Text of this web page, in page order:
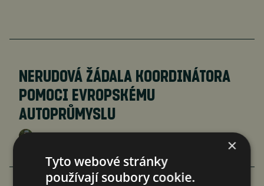
NERUDOVÁ ŽÁDALA KOORDINÁTORA
POMOCI EVROPSKÉMU
AUTOPRŮMYSLU
×
Tyto webové stránky
používají soubory cookie.